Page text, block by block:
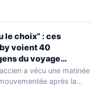
le choix” : ces
voient 40
du voyage
leur stade, ils les
d’1 heure
a vécu une matinée
après la